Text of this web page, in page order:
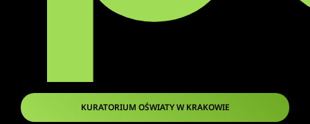
KURATORIUM OŚWIATY W KRAKOWIE